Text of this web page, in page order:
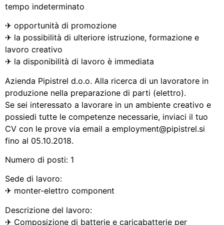
tempo indeterminato
✈ opportunità di promozione
✈ la possibilità di ulteriore istruzione, formazione e
lavoro creativo
✈ la disponibilità di lavoro è immediata
Azienda Pipistrel d.o.o. Alla ricerca di un lavoratore in
produzione nella preparazione di parti (elettro).
Se sei interessato a lavorare in un ambiente creativo e
possiedi tutte le competenze necessarie, inviaci il tuo
CV con le prove via email a employment@pipistrel.si
fino al 05.10.2018.
Numero di posti: 1
Sede di lavoro:
✈ monter-elettro component
Descrizione del lavoro:
✈ Composizione di batterie e caricabatterie per